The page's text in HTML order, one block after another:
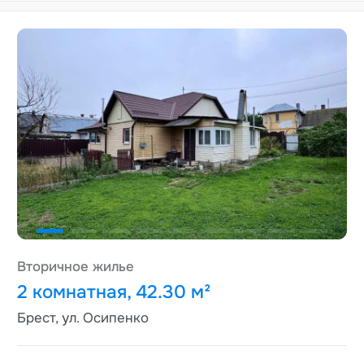
Вторичное жилье
2 комнатная, 42.30 м²
Брест, ул. Осипенко